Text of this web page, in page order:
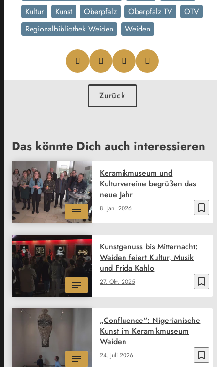
Kultur
Kunst Oberpfalz Oberpfalz TV
OTV
Regionalbibliothek Weiden
Weiden
Zurück
Das könnte Dich auch interessieren
bookmark_border
8. Jan. 2026
Keramikmuseum und
Kulturvereine begrüßen das
neue Jahr
bookmark_border
27. Okt. 2025
Kunstgenuss bis Mitternacht:
Weiden feiert Kultur, Musik
und Frida Kahlo
bookmark_border
24. Juli 2026
„Confluence“: Nigerianische
Kunst im Keramikmuseum
Weiden